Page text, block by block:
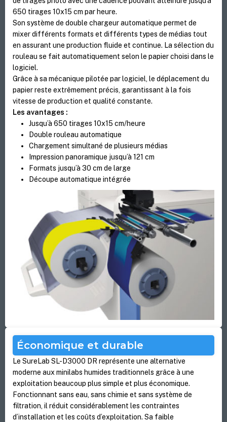
650 tirages 10x15 cm par heure.
Son système de double chargeur automatique permet de
mixer différents formats et différents types de médias tout
en assurant une production fluide et continue. La sélection du
rouleau se fait automatiquement selon le papier choisi dans le
logiciel.
Grâce à sa mécanique pilotée par logiciel, le déplacement du
papier reste extrêmement précis, garantissant à la fois
vitesse de production et qualité constante.
Les avantages :
Jusqu’à 650 tirages 10x15 cm/heure
Double rouleau automatique
Chargement simultané de plusieurs médias
Impression panoramique jusqu’à 121 cm
Formats jusqu’à 30 cm de large
Découpe automatique intégrée
Économique et durable
Le SureLab SL-D3000 DR représente une alternative
moderne aux minilabs humides traditionnels grâce à une
exploitation beaucoup plus simple et plus économique.
Fonctionnant sans eau, sans chimie et sans système de
filtration, il réduit considérablement les contraintes
d’installation et les coûts d’exploitation. Sa faible